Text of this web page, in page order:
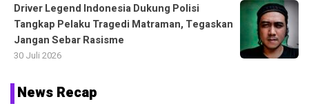
Driver Legend Indonesia Dukung Polisi
Tangkap Pelaku Tragedi Matraman, Tegaskan
Jangan Sebar Rasisme
30 Juli 2026
News Recap